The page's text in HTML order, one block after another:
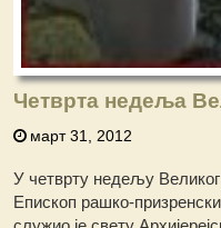
Четврта недеља
март 31, 2012
У четврту недељу
Епископ рашко-